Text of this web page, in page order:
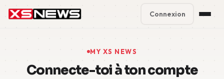
Block Accounts
Connexion
MY XS NEWS
Connecte-toi à ton compte